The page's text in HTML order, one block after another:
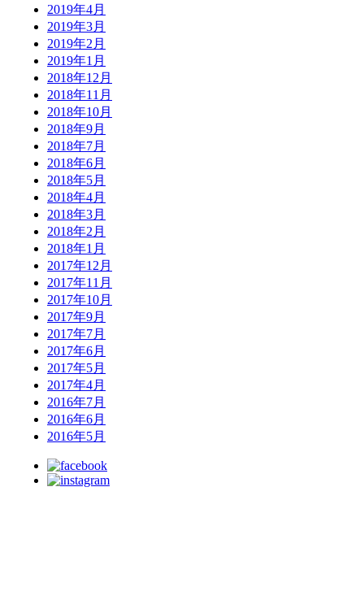
2019年4月
2019年3月
2019年2月
2019年1月
2018年12月
2018年11月
2018年10月
2018年9月
2018年7月
2018年6月
2018年5月
2018年4月
2018年3月
2018年2月
2018年1月
2017年12月
2017年11月
2017年10月
2017年9月
2017年7月
2017年6月
2017年5月
2017年4月
2016年7月
2016年6月
2016年5月